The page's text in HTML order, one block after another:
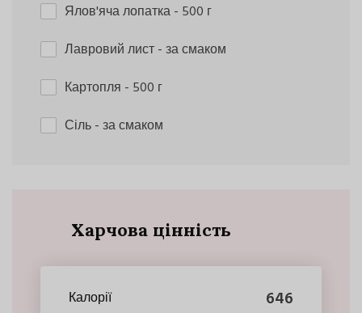
Ялов'яча лопатка- 500 г
Лавровий лист- за смаком
Картопля - 500 г
Сіль- за смаком
Харчова цінність
Калорії 646